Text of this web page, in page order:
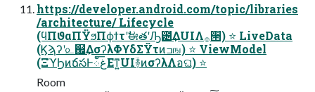
https://developer.android.com/topic/libraries
/architecture/ Lifecycle
(ϥΠϑαΠΫϧΠϕϯτʹࣗಈతʹԠ౴͢ΔUIΛ࡞੒) ⭐ LiveData
(Ϗϡʔʹ௨஌͢ΔσʔλΦϒδΣΫτͷߏங) ⭐ ViewModel
(ΞϓϦͷճసͰഁغ͞Εͳ͍UIؔ࿈ͷσʔλΛอଘ) ⭐
Room